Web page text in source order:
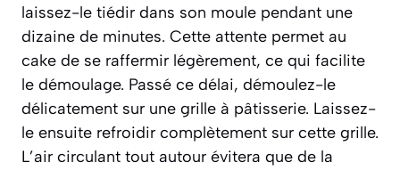
laissez-le tiédir dans son moule pendant une
dizaine de minutes. Cette attente permet au
cake de se raffermir légèrement, ce qui facilite
le démoulage. Passé ce délai, démoulez-le
délicatement sur une grille à pâtisserie. Laissez-
le ensuite refroidir complètement sur cette grille.
L’air circulant tout autour évitera que de la